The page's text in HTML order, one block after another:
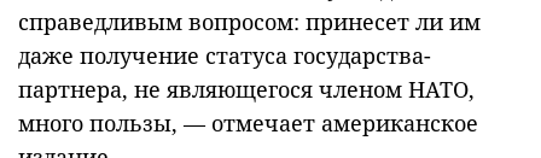
справедливым вопросом: принесет ли им
даже получение статуса государства-
партнера, не являющегося членом НАТО,
много пользы, — отмечает американское